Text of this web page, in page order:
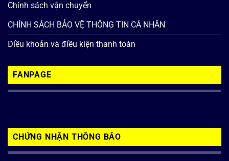
Chính sách vận chuyển
CHÍNH SÁCH BẢO VỆ THÔNG TIN CÁ NHÂN
Điều khoản và điều kiện thanh toán
FANPAGE
CHỨNG NHẬN THÔNG BÁO